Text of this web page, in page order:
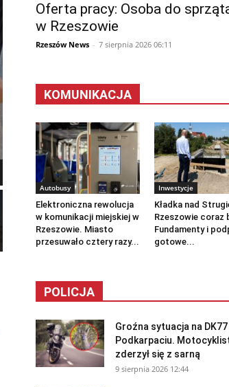
Oferta pracy: Osoba do
w Rzeszowie
Rzeszów News - 7 sierpnia 2026 06:11
KOMUNIKACJA
Autobusy
Elektroniczna rewolucja
w komunikacji miejskiej w
Rzeszowie. Miasto
przesuwało cztery razy...
Inwestycje
Kładka nad
Rzeszowie coraz
Fundamenty i
gotowe...
POLICJA
Groźna sytuacja na DK77
Podkarpaciu.
zderzył się z sarną
9 sierpnia 2026 12:44